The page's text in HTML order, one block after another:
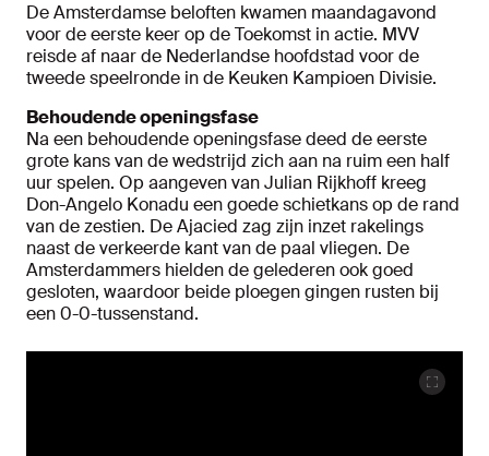
De Amsterdamse beloften kwamen maandagavond
voor de eerste keer op de Toekomst in actie. MVV
reisde af naar de Nederlandse hoofdstad voor de
tweede speelronde in de Keuken Kampioen Divisie.
Behoudende openingsfase
Na een behoudende openingsfase deed de eerste
grote kans van de wedstrijd zich aan na ruim een half
uur spelen. Op aangeven van Julian Rijkhoff kreeg
Don-Angelo Konadu een goede schietkans op de rand
van de zestien. De Ajacied zag zijn inzet rakelings
naast de verkeerde kant van de paal vliegen. De
Amsterdammers hielden de gelederen ook goed
gesloten, waardoor beide ploegen gingen rusten bij
een 0-0-tussenstand.